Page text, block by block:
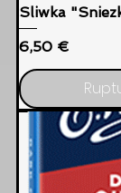
Sliwka
Prix
6,50 €